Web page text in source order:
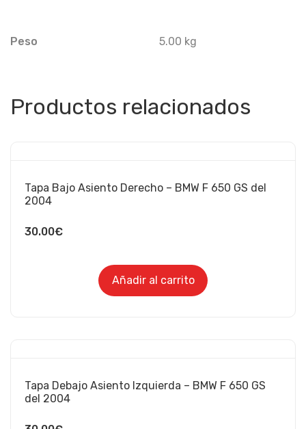
Peso 5.00 kg
Productos relacionados
Tapa Bajo Asiento Derecho – BMW F 650 GS del
2004
30.00€
Añadir al carrito
Tapa Debajo Asiento Izquierda – BMW F 650 GS
del 2004